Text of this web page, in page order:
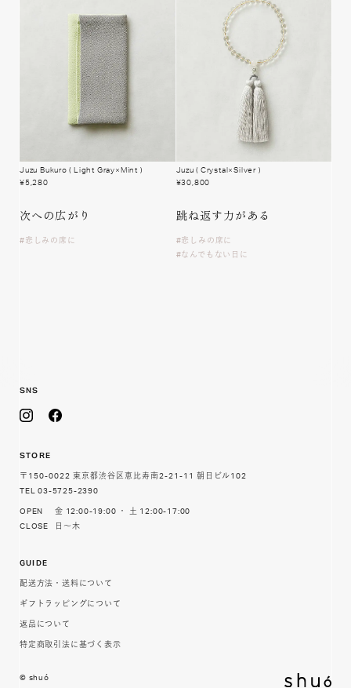
Juzu Bukuro ( Light Gray×Mint )
¥5,280
次への広がり
悲しみの席に
Juzu ( Crystal×Silver )
¥30,800
跳ね返す力がある
悲しみの席に
なんでもない日に
SNS
STORE
〒150-0022 東京都渋谷区恵比寿南2-21-11 朝日ビル102
TEL 03-5725-2390
OPEN
金 12:00-19:00 ・ 土 12:00-17:00
CLOSE
日〜木
GUIDE
配送方法・送料について
ギフトラッピングについて
返品について
特定商取引法に基づく表示
© shuó